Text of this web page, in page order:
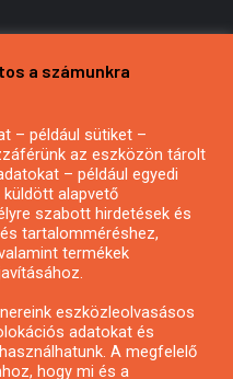
hírlevél
a számunkra
– például sütiket –
az eszközön tárolt
– például egyedi
alapvető
szabott hirdetések és
tartalomméréshez,
termékek
eszközleolvasásos
adatokat és
A megfelelő
hogy mi és a